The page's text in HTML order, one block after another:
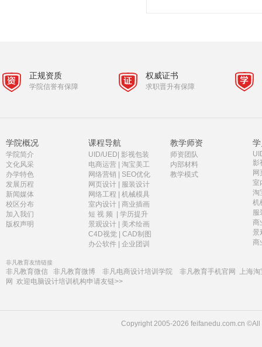
正规资质
学院信誉有保障
权威证书
求职晋升有保障
学院概况
学院简介
文化风采
办学特色
发展历程
新闻媒体
校区分布
加入我们
版权声明
课程导航
UID/UED 影视包装
电商运营| 淘宝美工
网络营销
SEO优化
网页设计|
服装设计
网络工程
机械模具
室内设计| 商业插画
短 视 频
学历提升
景观设计|
美术绘画
C4D视觉| CAD制图
办公软件| 企业团训
教学师资
师资团队
内部材料
教学模式
影
网
室
淘
机
服
商
景
商
非凡教育友情链接
非凡教育微信 非凡教育微博 非凡电商设计培训学院 非凡教育手机官网
上海
网 欢迎电脑设计培训机构申请友链>>
Copyright 2005-2026 feifanedu.com.cn